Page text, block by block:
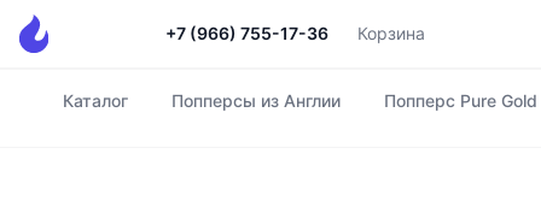
+7 (966) 755-17-36 Корзина
Главная
Каталог Попперсы из Англии Попперс Pure